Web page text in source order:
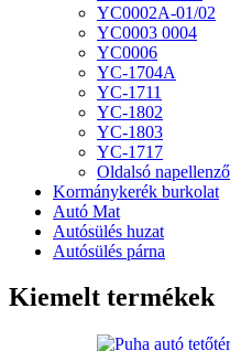
YC0002A-01/02
YC0003 0004
YC0006
YC-1704A
YC-1711
YC-1802
YC-1803
YC-1717
Oldalsó napellenző
Kormánykerék burkolat
Autó Mat
Autósülés huzat
Autósülés párna
Kiemelt termékek